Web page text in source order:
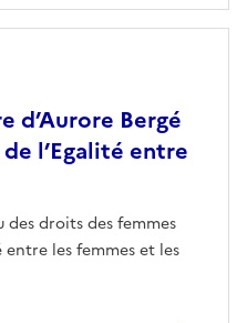
d’Aurore Bergé
l’Egalité entre
des droits des femmes
les femmes et les